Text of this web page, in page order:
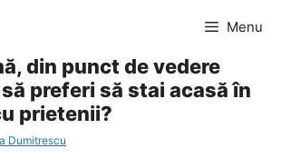
Menu
din punct de vedere
preferi să stai acasă în
prietenii?
Dumitrescu